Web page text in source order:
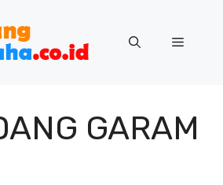
Menu
GARAM